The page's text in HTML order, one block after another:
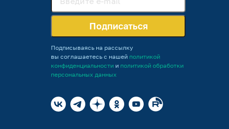
Подписаться
Подписываясь на рассылку
вы соглашаетесь с нашей политикой
конфиденциальности и политикой обработки
персональных данных